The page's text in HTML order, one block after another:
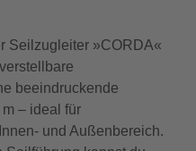
Seilzugleiter »CORDA«
beeindruckende
– ideal für
und Außenbereich.